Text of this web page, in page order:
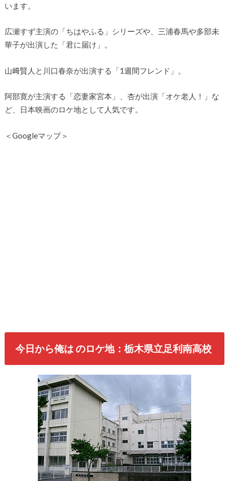
います。
広瀬すず主演の「ちはやふる」シリーズや、三浦春馬や多部未
華子が出演した「君に届け」。
山﨑賢人と川口春奈が出演する「1週間フレンド」。
阿部寛が主演する「恋妻家宮本」、杏が出演「オケ老人！」な
ど、日本映画のロケ地として人気です。
＜Googleマップ＞
今日から俺は のロケ地：栃木県立足利南高校